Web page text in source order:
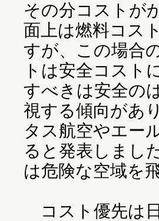
その分コストが
面上は燃料コス
すが、この場合
トは安全コスト
すべきは安全の
視する傾向があ
タス航空やエー
ると発表しまし
は危険な空域を
コスト優先は